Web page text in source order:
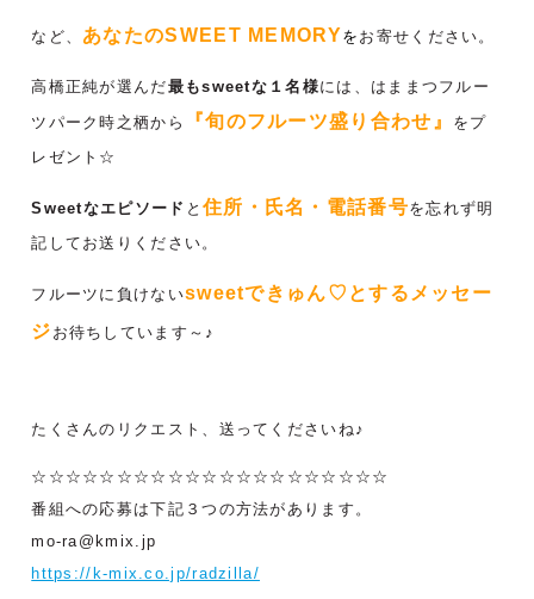
など、 あなたのSWEET MEMORYを お寄せください。
高橋正純が選んだ最もsweetな１名様には、はままつフルー
ツパーク時之栖から
『旬のフルーツ盛り合わせ』
をプ
レゼント☆
Sweetなエピソード と 住所・氏名・電話番号を忘れず明
記してお送りください。
フルーツに負けないsweetできゅん♡とするメッセー
ジ お待ちしています～♪
たくさんのリクエスト、送ってくださいね♪
☆☆☆☆☆☆☆☆☆☆☆☆☆☆☆☆☆☆☆☆☆
番組への応募は下記３つの方法があります。
mo-ra@kmix.jp
https://k-mix.co.jp/radzilla/